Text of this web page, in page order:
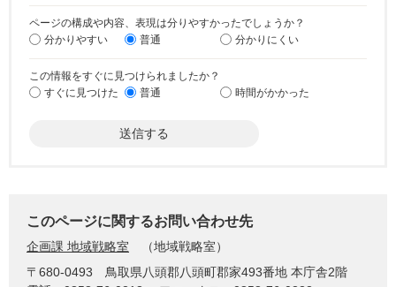
ページの構成や内容、表現は分りやすかったでしょうか？
分かりやすい
普通 分かりにくい
この情報をすぐに見つけられましたか？
すぐに見つけた
普通 時間がかかった
このページに関するお問い合わせ先
企画課 地域戦略室
地域戦略室
〒680-0493
鳥取県八頭郡八頭町郡家493番地 本庁舎2階